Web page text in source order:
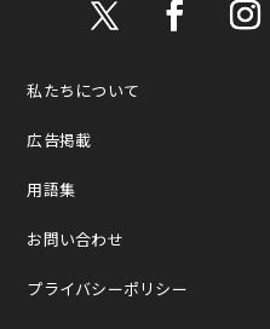
私たちについて
広告掲載
用語集
お問い合わせ
プライバシーポリシー